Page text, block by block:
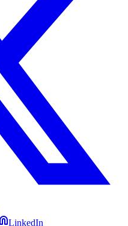
LinkedIn